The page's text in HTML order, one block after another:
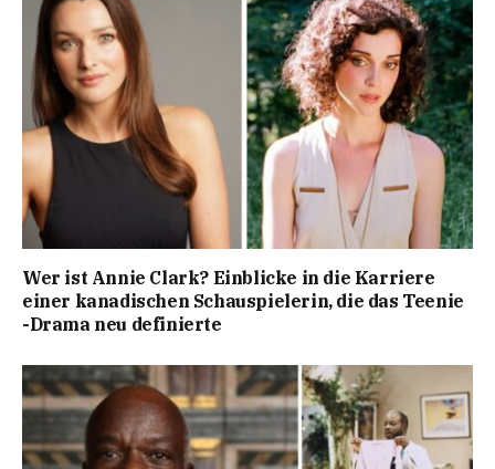
Wer ist Annie Clark? Einblicke in die Karriere
einer kanadischen Schauspielerin, die das Teenie
-Drama neu definierte